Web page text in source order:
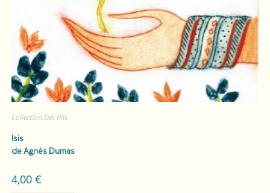
Collection Des Plis
Isis
de Agnès Dumas
4,00 €